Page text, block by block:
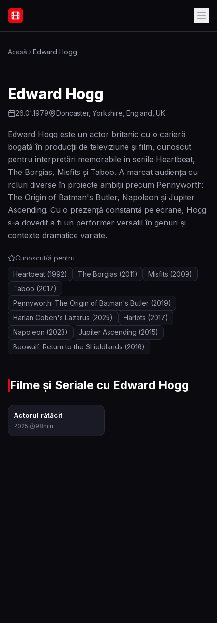
Filme Online Subtitrate - Acasă
Acasă Edward Hogg
Edward Hogg
26.01.1979 Doncaster, Yorkshire, England, UK
Edward Hogg este un actor britanic cu o carieră
bogată în producții de televiziune și film, cunoscut
pentru interpretări memorabile în seriile Heartbeat,
The Borgias, Misfits și Taboo. A marcat audiența cu
roluri diverse în proiecte ambiții precum Pennyworth:
The Origin of Batman's Butler, Napoleon și Jupiter
Ascending. Cu o prezență constantă pe ecrane, Hogg
s-a dovedit a fi un performer versatil în genuri și
contexte dramatice variate.
Cunoscut/ă pentru
Heartbeat (1992) The Borgias (2011) Misfits (2009)
Taboo (2017)
Pennyworth: The Origin of Batman's Butler (2019)
Harlan Coben's Lazarus (2025) Harlots (2017)
Napoleon (2023) Jupiter Ascending (2015)
Beowulf: Return to the Shieldlands (2016)
Filme și Seriale cu Edward Hogg
Actorul rătăcit
2025· 98min